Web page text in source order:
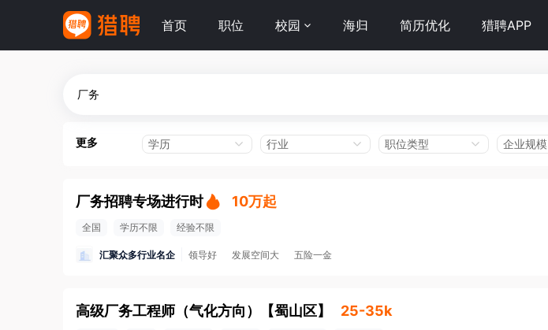
首页 职位 校园 海归 简历优化 猎聘APP
更多 学历 行业 职位类型 企业规模
厂务招聘专场进行时 10万起
全国 学历不限 经验不限
汇聚众多行业名企 领导好 发展空间大 五险一金
高级厂务工程师（气化方向） 【蜀山区】 25-35k